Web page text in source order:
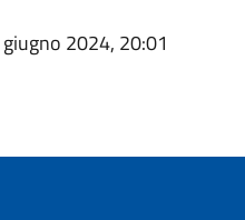
2024, 20:01